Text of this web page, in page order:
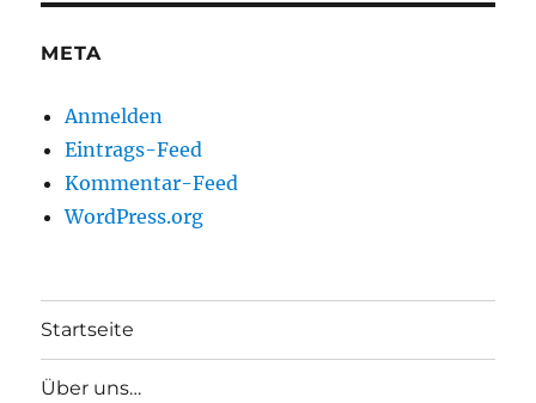
META
Anmelden
Eintrags-Feed
Kommentar-Feed
WordPress.org
Startseite
Über uns…